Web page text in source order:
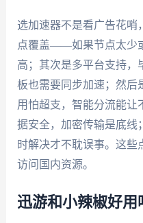
选加速器不是看广告花哨
点覆盖——如果节点太少
高；其次是多平台支持，
板也需要同步加速；然后
用怕超支，智能分流能让
据安全，加密传输是底线
时解决才不耽误事。这些
访问国内资源。
迅游和小辣椒好